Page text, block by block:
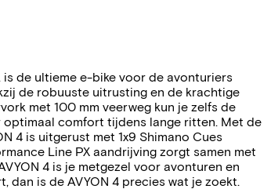
is de ultieme e-bike voor de avonturiers
de robuuste uitrusting en de krachtige
met 100 mm veerweg kun je zelfs de
optimaal comfort tijdens lange ritten. Met de
4 is uitgerust met 1x9 Shimano Cues
Line PX aandrijving zorgt samen met
4 is je metgezel voor avonturen en
is de AVYON 4 precies wat je zoekt.